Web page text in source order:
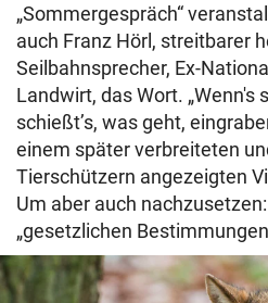
„Sommergespräch“
auch Franz Hörl, streitbarer
Seilbahnsprecher, Ex-
Landwirt, das Wort. „Wenn's
schießt’s, was geht,
einem später verbreiteten
Tierschützern angezeigten
Um aber auch
„gesetzlichen